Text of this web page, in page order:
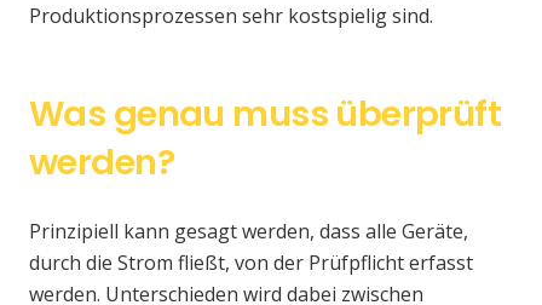
Produktionsprozessen sehr kostspielig sind.
Was genau muss überprüft
werden?
Prinzipiell kann gesagt werden, dass alle Geräte,
durch die Strom fließt, von der Prüfpflicht erfasst
werden. Unterschieden wird dabei zwischen